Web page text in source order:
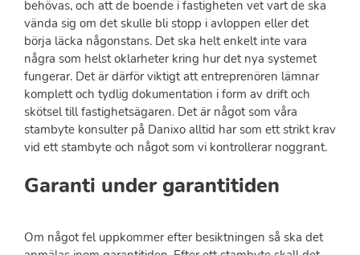
behövas, och att de boende i fastigheten vet vart de ska
vända sig om det skulle bli stopp i avloppen eller det
börja läcka någonstans. Det ska helt enkelt inte vara
några som helst oklarheter kring hur det nya systemet
fungerar. Det är därför viktigt att entreprenören lämnar
komplett och tydlig dokumentation i form av drift och
skötsel till fastighetsägaren. Det är något som våra
stambyte konsulter på Danixo alltid har som ett strikt krav
vid ett stambyte och något som vi kontrollerar noggrant.
Garanti under garantitiden
Om något fel uppkommer efter besiktningen så ska det